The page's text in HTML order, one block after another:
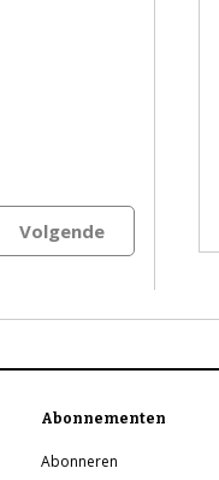
Volgende
Abonnementen
Abonneren